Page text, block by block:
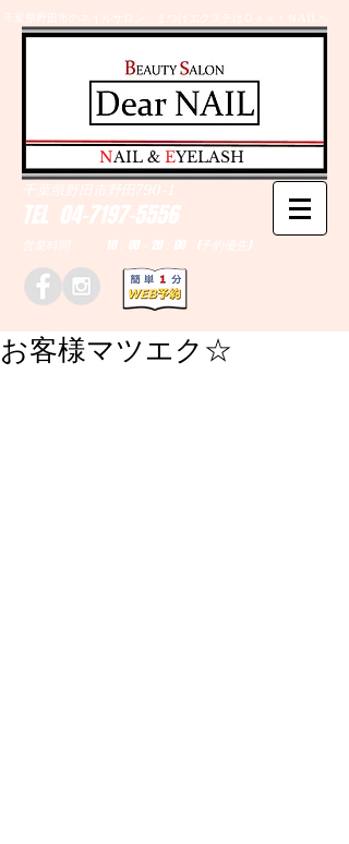
千葉県野田市のネイルサロン、まつげエクステはＤｅａｒＮAILへ
TEL 04-7197-5556
営業時間 10：00～20：00 (予約優先)
千葉県野田市野田790-1
​NAIL & EYELASH
お客様マツエク☆